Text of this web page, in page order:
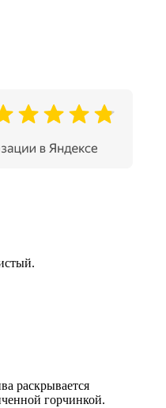
раскрывается
горчинкой.